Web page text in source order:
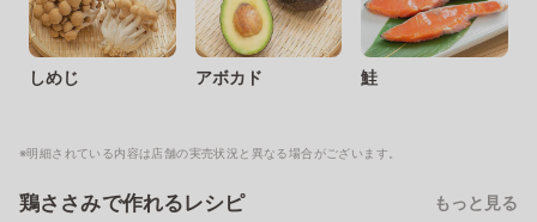
しめじ アボカド 鮭
※明細されている内容は店舗の実売状況と異なる場合がございます。
鶏ささみで作れるレシピ もっと見る